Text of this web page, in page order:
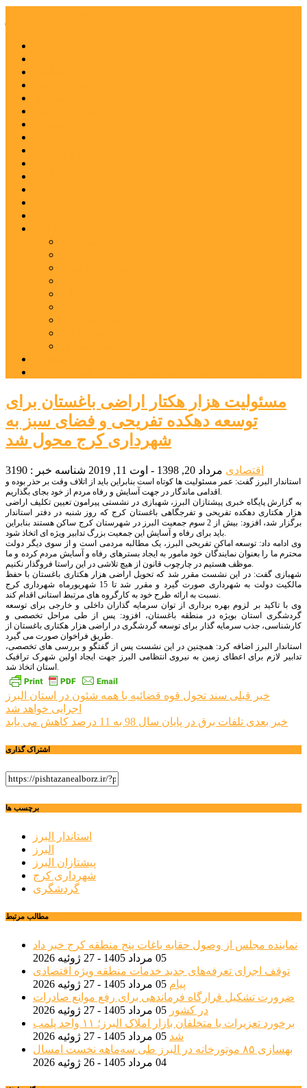
مسئولیت هزار هکتار اراضی باغستان برای
توسعه دهکده تفریحی و فضای سبز به
شهرداری کرج محول شد
اقتصادی مرداد 20, 1398 - اوت 11, 2019 شناسه خبر : 3190
استاندار البرز گفت: عمر مسئولیت ها کوتاه است بنابراین باید از اتلاف وقت بر حذر بوده و
اقدامی ماندگار در جهت آسایش و رفاه مردم از خود بجای بگذاریم.
به گزارش پایگاه خبری پیشتازان البرز، شهبازی در نشستی پیرامون تعیین تکلیف اراضی
هزار هکتاری دهکده تفریحی و تفرجگاهی باغستان کرج که روز شنبه در دفتر استاندار
برگزار شد، افزود: بیش از 2 سوم جمعیت البرز در شهرستان کرج ساکن هستند بنابراین
باید برای رفاه و آسایش این جمعیت بزرگ تدابیر ویژه ای اتخاذ شود.
وی ادامه داد: توسعه اماکن تفریحی البرز، یک مطالبه مردمی است و از سوی دیگر دولت
محترم ما را بعنوان نمایندگان خود مامور به ایجاد بسترهای رفاه و آسایش مردم کرده و ما
موظف هستیم در چارچوب قانون از هیچ تلاشی در این راستا فروگذار نکنیم.
شهبازی گفت: در این نشست مقرر شد که تحویل اراضی هزار هکتاری باغستان با حفظ
مالکیت دولت به شهرداری صورت گیرد و مقرر شد تا 15 شهریورماه شهرداری کرج
نسبت به ارائه طرح خود به کارگروه های مرتبط استانی اقدام کند.
وی با تاکید بر لزوم بهره برداری از توان سرمایه گذاران داخلی و خارجی برای توسعه
گردشگری استان بویژه در منطقه باغستان، افزود: پس از طی مراحل تخصصی و
کارشناسی، جذب سرمایه گذار برای توسعه گردشگری در اراضی هزار هکتاری باغستان از
طریق فراخوان صورت می گیرد.
استاندار البرز اضافه کرد: همچنین در این نشست پس از گفتگو و بررسی های تخصصی،
تدابیر لازم برای اعطای زمین به نیروی انتظامی البرز جهت ایجاد اولین شهرک ترافیک
استان اتخاذ شد.
راهبری
نوشته
خبر قبلی سند تحول قوه قضائیه با همه شئون در استان البرز
اجرایی خواهد شد
خبر بعدی تلفات برق در پایان سال 98 به 11 درصد کاهش می یابد
اشتراک گذاری
برچسب ها
استاندار البرز
البرز
پیشتازان البرز
شهرداری کرج
گردشگری
مطالب مرتبط
نماینده مجلس از وصول حقابه باغات پنج منطقه کرج خبر داد
05 مرداد 1405 - 27 ژوئیه 2026
توقف اجرای تعرفه‌های جدید خدمات منطقه ویژه اقتصادی
پیام 05 مرداد 1405 - 27 ژوئیه 2026
ضرورت تشکیل قرارگاه فرماندهی برای رفع موانع صادرات
در کشور 05 مرداد 1405 - 27 ژوئیه 2026
برخورد تعزیرات با متخلفان بازار املاک البرز؛ ۱۱ واحد پلمب
شد 05 مرداد 1405 - 27 ژوئیه 2026
بهسازی ۸۵ موتورخانه در البرز طی سه‌ماهه نخست امسال
04 مرداد 1405 - 26 ژوئیه 2026